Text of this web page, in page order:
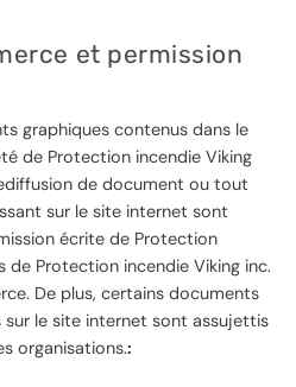
et permission
graphiques contenus dans le
de Protection incendie Viking
de document ou tout
sur le site internet sont
écrite de Protection
de Protection incendie Viking inc.
De plus, certains documents
le site internet sont assujettis
organisations.: